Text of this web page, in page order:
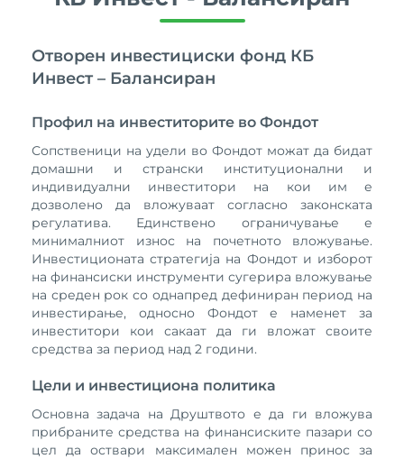
Отворен инвестициски фонд КБ
Инвест – Балансиран
Профил на инвеститорите во Фондот
Сопственици на удели во Фондот можат да бидат
домашни и странски институционални и
индивидуални инвеститори на кои им е
дозволено да вложуваат согласно законската
регулатива. Единствено ограничување е
минималниот износ на почетното вложување.
Инвестиционата стратегија на Фондот и изборот
на финансиски инструменти сугерира вложување
на среден рок со однапред дефиниран период на
инвестирање, односно Фондот е наменет за
инвеститори кои сакаат да ги вложат своите
средства за период над 2 години.
Цели и инвестициона политика
Основна задача на Друштвото е да ги вложува
прибраните средства на финансиските пазари со
цел да оствари максимален можен принос за